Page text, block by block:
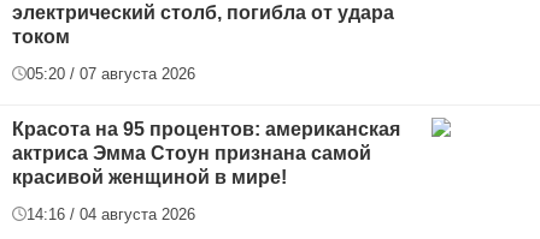
электрический столб, погибла от удара
током
05:20 / 07 августа 2026
Красота на 95 процентов: американская
актриса Эмма Стоун признана самой
красивой женщиной в мире!
14:16 / 04 августа 2026